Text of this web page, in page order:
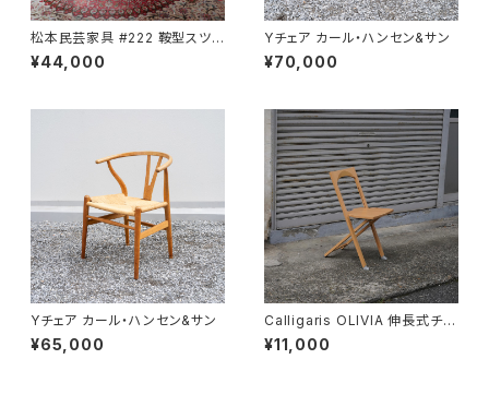
松本民芸家具 #222 鞍型スツ
ール
¥44,000
Yチェア カール・ハンセン&サン
¥70,000
Yチェア カール・ハンセン&サン
¥65,000
Calligaris OLIVIA 伸長式チェ
ア
¥11,000